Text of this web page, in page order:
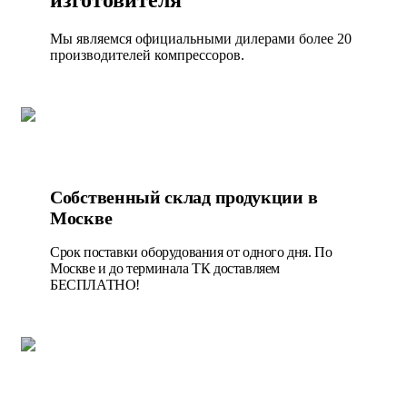
Мы являемся официальными дилерами более 20
производителей компрессоров.
Собственный склад продукции в
Москве
Срок поставки оборудования от одного дня. По
Москве и до терминала ТК доставляем
БЕСПЛАТНО!